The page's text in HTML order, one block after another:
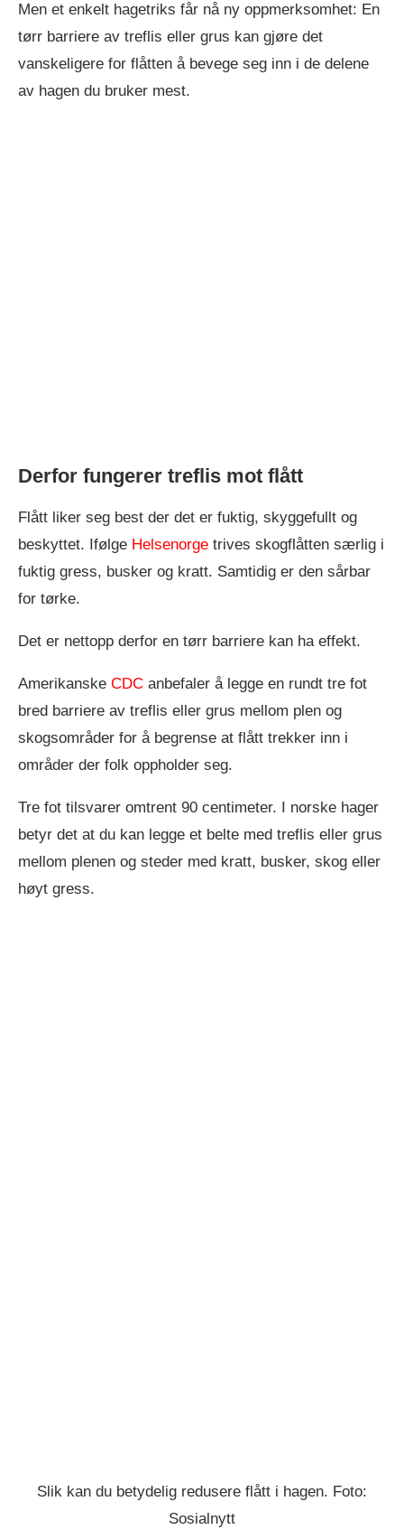
Men et enkelt hagetriks får nå ny oppmerksomhet: En
tørr barriere av treflis eller grus kan gjøre det
vanskeligere for flåtten å bevege seg inn i de delene
av hagen du bruker mest.
Derfor fungerer treflis mot flått
Flått liker seg best der det er fuktig, skyggefullt og
beskyttet. Ifølge Helsenorge trives skogflåtten særlig i
fuktig gress, busker og kratt. Samtidig er den sårbar
for tørke.
Det er nettopp derfor en tørr barriere kan ha effekt.
Amerikanske CDC anbefaler å legge en rundt tre fot
bred barriere av treflis eller grus mellom plen og
skogsområder for å begrense at flått trekker inn i
områder der folk oppholder seg.
Tre fot tilsvarer omtrent 90 centimeter. I norske hager
betyr det at du kan legge et belte med treflis eller grus
mellom plenen og steder med kratt, busker, skog eller
høyt gress.
Slik kan du betydelig redusere flått i hagen. Foto:
Sosialnytt